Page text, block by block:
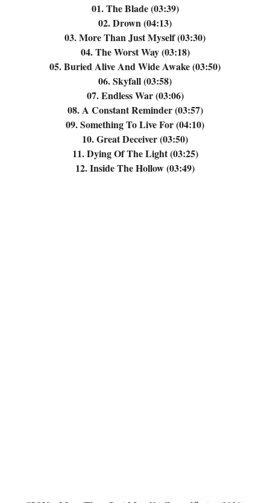
01. The Blade (03:39)
02. Drown (04:13)
03. More Than Just Myself (03:30)
04. The Worst Way (03:18)
05. Buried Alive And Wide Awake (03:50)
06. Skyfall (03:58)
07. Endless War (03:06)
08. A Constant Reminder (03:57)
09. Something To Live For (04:10)
10. Great Deceiver (03:50)
11. Dying Of The Light (03:25)
12. Inside The Hollow (03:49)